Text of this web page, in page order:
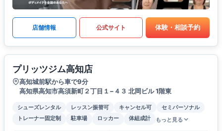
店舗情報 公式サイト 体験・相談予約
プリッツジム高知店
高知城前駅から車で9分
高知県高知市高須新町２丁目１−４３ 北岡ビル 1階東
シューズレンタル レッスン振替可 キャンセル可
セミパーソナル
トレーナー固定制
駐車場 ロッカー 体組成計 もっと見る